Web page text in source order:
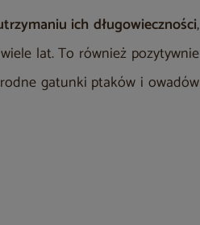
ich długowieczności,
lat. To również pozytywnie
gatunki ptaków i owadów